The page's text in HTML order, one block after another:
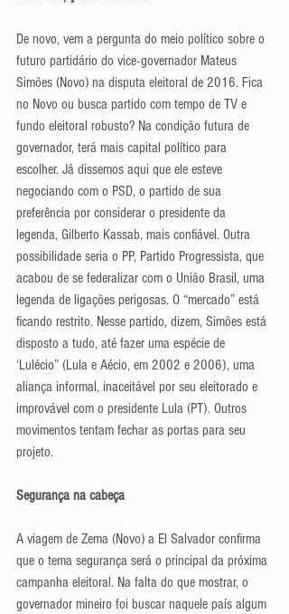
De novo, vem a pergunta do meio político sobre o
futuro partidário do vice-governador Mateus
Simões (Novo) na disputa eleitoral de 2016. Fica
no Novo ou busca partido com tempo de TV e
fundo eleitoral robusto? Na condição futura de
governador, terá mais capital político para
escolher. Já dissemos aqui que ele esteve
negociando com o PSD, o partido de sua
preferência por considerar o presidente da
legenda, Gilberto Kassab, mais confiável. Outra
possibilidade seria o PP, Partido Progressista, que
acabou de se federalizar com o União Brasil, uma
legenda de ligações perigosas. O “mercado” está
ficando restrito. Nesse partido, dizem, Simões está
disposto a tudo, até fazer uma espécie de
‘Lulécio” (Lula e Aécio, em 2002 e 2006), uma
aliança informal, inaceitável por seu eleitorado e
improvável com o presidente Lula (PT). Outros
movimentos tentam fechar as portas para seu
projeto.
Segurança na cabeça
A viagem de Zema (Novo) a El Salvador confirma
que o tema segurança será o principal da próxima
campanha eleitoral. Na falta do que mostrar, o
governador mineiro foi buscar naquele país algum